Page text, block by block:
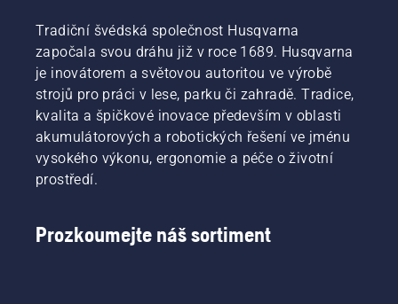
Tradiční švédská společnost Husqvarna
započala svou dráhu již v roce 1689. Husqvarna
je inovátorem a světovou autoritou ve výrobě
strojů pro práci v lese, parku či zahradě. Tradice,
kvalita a špičkové inovace především v oblasti
akumulátorových a robotických řešení ve jménu
vysokého výkonu, ergonomie a péče o životní
prostředí.
Prozkoumejte náš sortiment